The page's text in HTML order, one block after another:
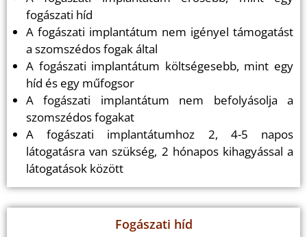
fogászati híd
A fogászati implantátum nem igényel támogatást
a szomszédos fogak által
A fogászati implantátum költségesebb, mint egy
híd és egy műfogsor
A fogászati implantátum nem befolyásolja a
szomszédos fogakat
A fogászati implantátumhoz 2, 4-5 napos
látogatásra van szükség, 2 hónapos kihagyással a
látogatások között
Fogászati híd